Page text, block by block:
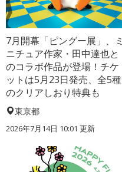
7月開幕「ピングー展」、ミ
ニチュア作家・田中達也と
のコラボ作品が登場！チケ
ットは5月23日発売、全5種
のクリアしおり特典も
東京都
2026年7月14日 10:01 更新